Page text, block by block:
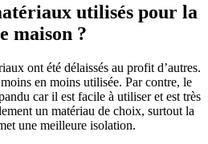
utilisés pour la
maison ?
ont été délaissés au profit d’autres.
en moins utilisée. Par contre, le
car il est facile à utiliser et est très
un matériau de choix, surtout la
une meilleure isolation.